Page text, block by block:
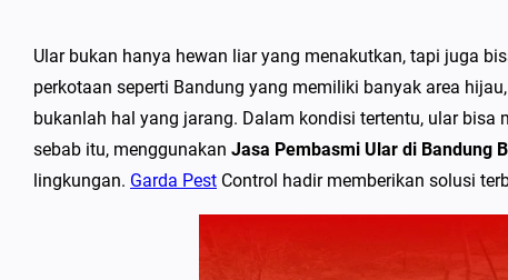
Ular bukan hanya hewan liar yang menakutkan, tapi juga
perkotaan seperti Bandung yang memiliki banyak area
bukanlah hal yang jarang. Dalam kondisi tertentu, ular
sebab itu, menggunakan Jasa Pembasmi Ular di Bandung
lingkungan. Garda Pest Control hadir memberikan solusi